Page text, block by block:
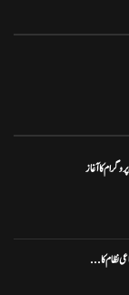
کا آغاز
نظام کا...